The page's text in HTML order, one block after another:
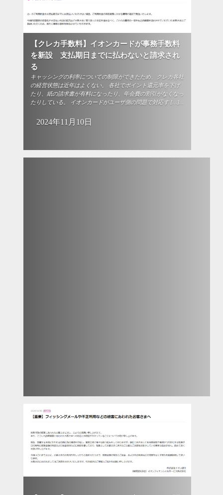
【クレカ手数料】イオンカードが事務手数料
を新設 支払期日までに払わないと請求され
る
キャッシングの利率についての制限ができたため、クレカ各社
の経営状態は近年はよくない。 各社でポイント還元率を下げ
たり、紙の請求書が有料になったり、年会費の割引がなくなっ
たりしている。 イオンカードがユーザ側の問題で対応す […]...
2024年11月10日